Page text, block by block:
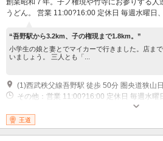
創業昭和７年。子ノ権現や竹寺にお参りする人
うどん。 営業 11:00?16:00 定休日 毎週水曜日
“吾野駅から3.2km、子の権現まで1.8km。”
小学生の娘と妻とでマイカーで行きました。店ま
いましょう。 三人とも「...
(1)西武秩父線吾野駅 徒歩 50分 圏央道狭山
その他：営業 11:00?16:00 定休日 毎週水曜
王道